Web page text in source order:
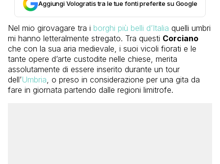
Aggiungi Vologratis tra le tue fonti preferite su Google
Nel mio girovagare tra i borghi più belli d’Italia quelli umbri
mi hanno letteralmente stregato. Tra questi Corciano
che con la sua aria medievale, i suoi vicoli fiorati e le
tante opere d’arte custodite nelle chiese, merita
assolutamente di essere inserito durante un tour
dell’Umbria , o preso in considerazione per una gita da
fare in giornata partendo dalle regioni limitrofe.